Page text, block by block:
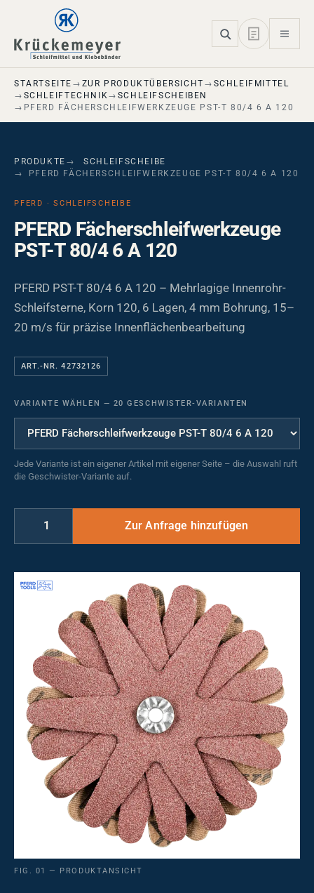
Skip to main navigation
Skip to main content
Skip to page footer
STARTSEITE ZUR PRODUKTÜBERSICHT
SCHLEIFMITTEL
SCHLEIFTECHNIK
SCHLEIFSCHEIBEN
PFERD FÄCHERSCHLEIFWERKZEUGE PST-T 80/4 6 A 120
PRODUKTE
SCHLEIFSCHEIBE
PFERD FÄCHERSCHLEIFWERKZEUGE PST-T 80/4 6 A 120
PFERD · SCHLEIFSCHEIBE
PFERD Fächerschleifwerkzeuge
PST-T 80/4 6 A 120
PFERD PST-T 80/4 6 A 120 – Mehrlagige Innenrohr-
Schleifsterne, Korn 120, 6 Lagen, 4 mm Bohrung, 15–
20 m/s für präzise Innenflächenbearbeitung
ART.-NR. 42732126
VARIANTE WÄHLEN — 20 GESCHWISTER-VARIANTEN
Jede Variante ist ein eigener Artikel mit eigener Seite – die Auswahl ruft
die Geschwister-Variante auf.
FIG. 01 — PRODUKTANSICHT